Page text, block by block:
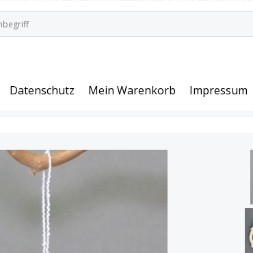
Datenschutz Mein Warenkorb Impressum